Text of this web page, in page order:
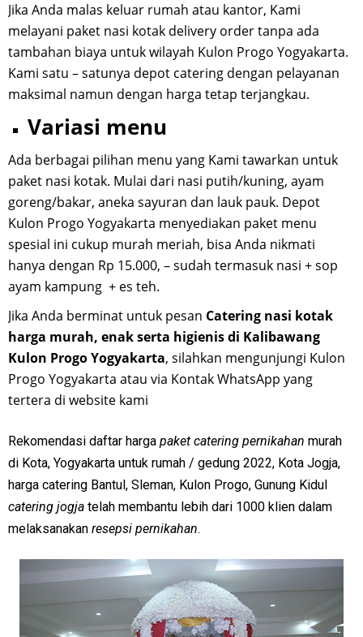
Jika Anda malas keluar rumah atau kantor, Kami
melayani paket nasi kotak delivery order tanpa ada
tambahan biaya untuk wilayah Kulon Progo Yogyakarta.
Kami satu – satunya depot catering dengan pelayanan
maksimal namun dengan harga tetap terjangkau.
Variasi menu
Ada berbagai pilihan menu yang Kami tawarkan untuk
paket nasi kotak. Mulai dari nasi putih/kuning, ayam
goreng/bakar, aneka sayuran dan lauk pauk. Depot
Kulon Progo Yogyakarta menyediakan paket menu
spesial ini cukup murah meriah, bisa Anda nikmati
hanya dengan Rp 15.000, – sudah termasuk nasi + sop
ayam kampung + es teh.
Jika Anda berminat untuk pesan Catering nasi kotak
harga murah, enak serta higienis di Kalibawang
Kulon Progo Yogyakarta, silahkan mengunjungi Kulon
Progo Yogyakarta atau via Kontak WhatsApp yang
tertera di website kami
Rekomendasi daftar harga paket catering pernikahan murah
di Kota, Yogyakarta untuk rumah / gedung 2022, Kota Jogja,
harga catering Bantul, Sleman, Kulon Progo, Gunung Kidul
catering jogja telah membantu lebih dari 1000 klien dalam
melaksanakan resepsi pernikahan.